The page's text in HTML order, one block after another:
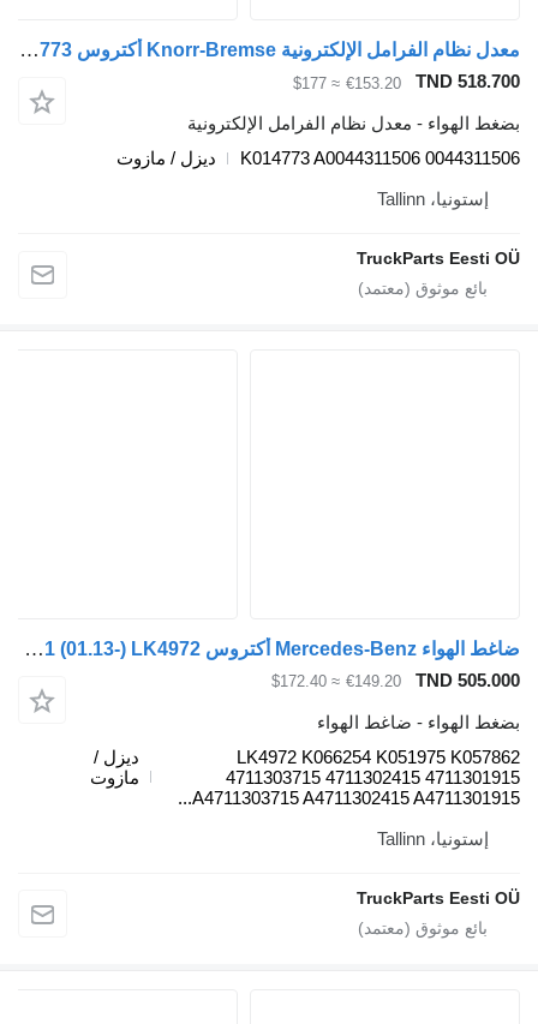
معدل نظام الفرامل الإلكترونية Knorr-Bremse أكتروس mp4 (01.12-) K014773 لـ السيارات القاطرة Mercedes-Benz Actros MP4 Antos Arocs (2012-)
TND
€153.20
≈ $177
- معدل نظام الفرامل الإلكترونية
K014773 A0044311506
ديزل / مازوت
TruckParts
ضاغط الهواء Mercedes-Benz أكتروس mp4 2551 (01.13-) LK4972 لـ السيارات القاطرة Mercedes-Benz Actros MP4 Antos Arocs (2012-)
TND
€149.20
≈ $172.40
- ضاغط الهواء
LK4972 K066254 K051975
4711303715 4711302415
A4711303715 A4711302415
TruckParts